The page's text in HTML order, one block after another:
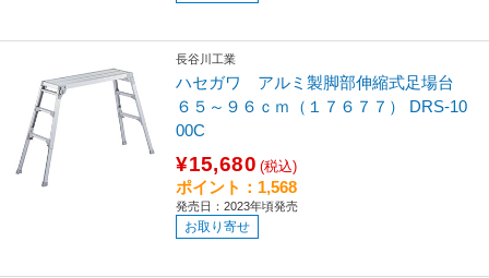
長谷川工業
ハセガワ アルミ製脚部伸縮式足場台
６５～９６ｃｍ（１７６７７） DRS-10
00C
¥15,680 (税込)
ポイント：1,568
発売日：2023年頃発売
お取り寄せ